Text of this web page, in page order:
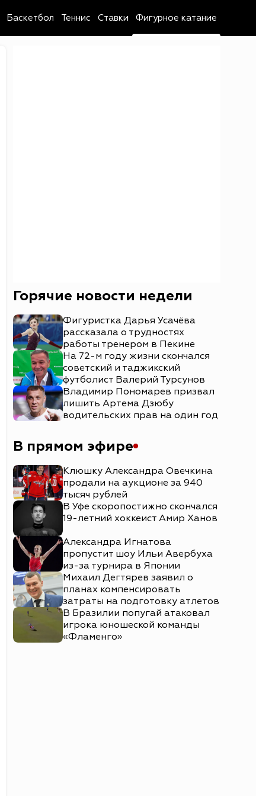
Баскетбол Теннис Ставки Фигурное катание
Горячие новости недели
Фигуристка Дарья Усачёва
рассказала о трудностях
работы тренером в Пекине
На 72-м году жизни скончался
советский и таджикский
футболист Валерий Турсунов
Владимир Пономарев призвал
лишить Артема Дзюбу
водительских прав на один год
В прямом эфире
Клюшку Александра Овечкина
продали на аукционе за 940
тысяч рублей
В Уфе скоропостижно скончался
19-летний хоккеист Амир Ханов
Александра Игнатова
пропустит шоу Ильи Авербуха
из-за турнира в Японии
Михаил Дегтярев заявил о
планах компенсировать
затраты на подготовку атлетов
В Бразилии попугай атаковал
игрока юношеской команды
«Фламенго»